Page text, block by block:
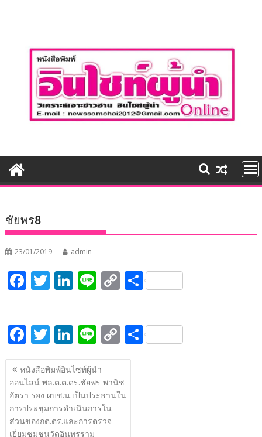
ชัยพร8
23/01/2019 admin
F
b
o
o
k
T
er
Li
e
dI
n
Li C
y
Li
n
k
S
e
F
ac
e
b
o
o
T
w
itt
er
Li
n
k
e
dI
n
Li
n
e
C
o
y
S
แนะแนว
เรื่อง
หนังสือพิมพ์อินไซท์ผู้นำ
ออนไลน์ พล.ต.ต.ดร.ชัยพร พานิช
อัตรา รอง ผบช.น.เป็นประธานใน
การประชุมการดำเนินการใน
ส่วนของกต.ตร.และการตรวจ
เยี่ยมชุมชนวัดอินทรราม